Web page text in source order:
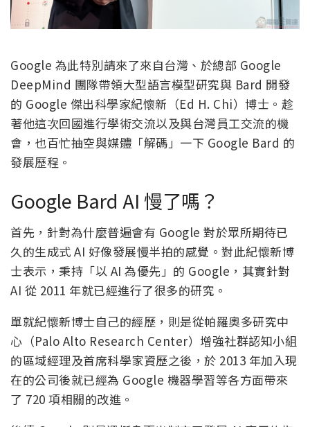
Google 為此特別請來了來自台灣、於總部 Google
DeepMind 團隊帶領大型語言模型研究與 Bard 開發
的 Google 傑出科學家紀懷新（Ed H. Chi）博士。趁
著他這次回國進行學術交流以及與台灣員工交流的機
會，也百忙抽空與媒體「解碼」一下 Google Bard 的
發展歷程。
Google Bard AI 慢了嗎？
首先，針對為什麼普遍會有 Google 對於眾所期待已
久的生成式 AI 好像發展慢半拍的感覺。對此紀懷新博
士表示，秉持「以 AI 為優先」的 Google，其實針對
AI 從 2011 年就已經進行了很多的研究。
單就紀懷新博士自己的經歷，則是從帕羅奧多研究中
心（Palo Alto Research Center）增強社群認知小組
的區域經理及首席科學家資歷之後，於 2013 年加入現
在的公司後就已經為 Google 機器學習等各方面帶來
了 720 項相關的改進。